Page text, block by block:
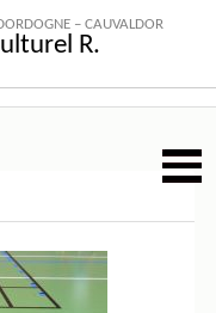
– CAUVALDOR
R.